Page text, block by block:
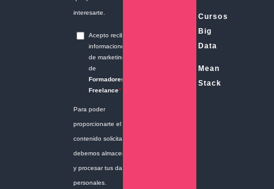
Cursos
Big
Data
Mean
Stack